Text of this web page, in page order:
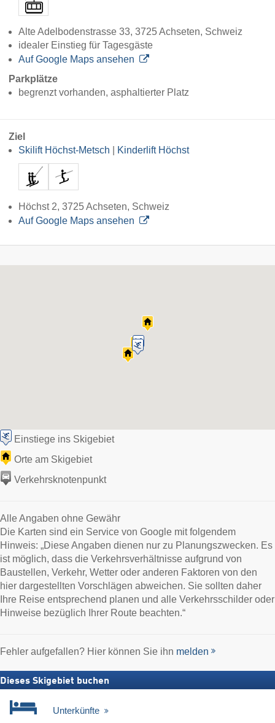
Alte Adelbodenstrasse 33, 3725 Achseten, Schweiz
idealer Einstieg für Tagesgäste
Auf Google Maps ansehen
Parkplätze
begrenzt vorhanden, asphaltierter Platz
Ziel
Skilift Höchst-Metsch
Kinderlift Höchst
Höchst 2, 3725 Achseten, Schweiz
Auf Google Maps ansehen
Einstiege ins Skigebiet
Orte am Skigebiet
Verkehrsknotenpunkt
Alle Angaben ohne Gewähr
Die Karten sind ein Service von Google mit folgendem
Hinweis: „Diese Angaben dienen nur zu Planungszwecken. Es
ist möglich, dass die Verkehrsverhältnisse aufgrund von
Baustellen, Verkehr, Wetter oder anderen Faktoren von den
hier dargestellten Vorschlägen abweichen. Sie sollten daher
Ihre Reise entsprechend planen und alle Verkehrsschilder oder
Hinweise bezüglich Ihrer Route beachten.“
Fehler aufgefallen? Hier können Sie ihn melden
Dieses Skigebiet buchen
Unterkünfte